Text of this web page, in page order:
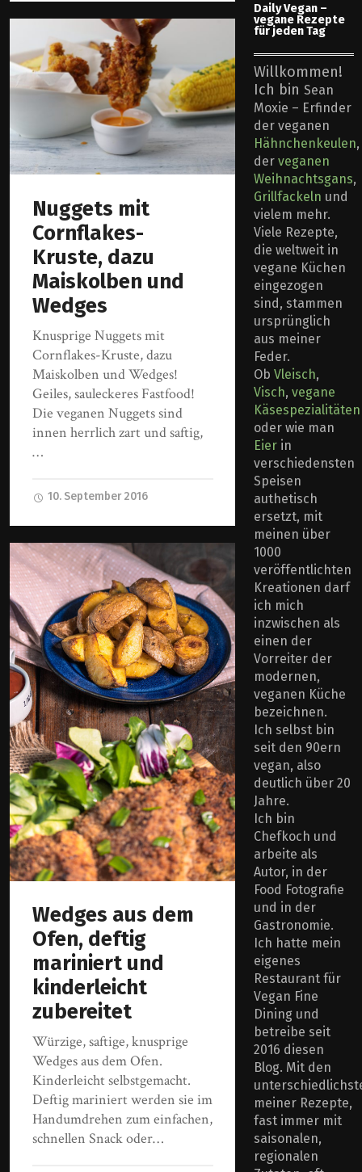
Nuggets mit
Cornflakes-
Kruste, dazu
Maiskolben und
Wedges
Knusprige Nuggets mit
Cornflakes-Kruste, dazu
Maiskolben und Wedges!
Geiles, sauleckeres Fastfood!
Die veganen Nuggets sind
innen herrlich zart und saftig,
…
10. September 2016
Wedges aus dem
Ofen, deftig
mariniert und
kinderleicht
zubereitet
Würzige, saftige, knusprige
Wedges aus dem Ofen.
Kinderleicht selbstgemacht.
Deftig mariniert werden sie im
Handumdrehen zum einfachen,
schnellen Snack oder…
Daily Vegan –
vegane Rezepte
für jeden Tag
Willkommen!
Ich bin Sean
Moxie – Erfinder
der veganen
Hähnchenkeulen,
der veganen
Weihnachtsgans,
Grillfackeln und
vielem mehr.
Viele Rezepte,
die weltweit in
vegane Küchen
eingezogen
sind, stammen
ursprünglich
aus meiner
Feder.
Ob Vleisch,
Visch, vegane
Käsespezialitäten
oder wie man
Eierin
verschiedensten
Speisen
authetisch
ersetzt, mit
meinen über
1000
veröffentlichten
Kreationen darf
ich mich
inzwischen als
einen der
Vorreiter der
modernen,
veganen Küche
bezeichnen.
Ich selbst bin
seit den 90ern
vegan, also
deutlich über 20
Jahre.
Ich bin
Chefkoch und
arbeite als
Autor, in der
Food Fotografie
und in der
Gastronomie.
Ich hatte mein
eigenes
Restaurant für
Vegan Fine
Dining und
betreibe seit
2016 diesen
Blog. Mit den
meiner Rezepte,
fast immer mit
saisonalen,
regionalen